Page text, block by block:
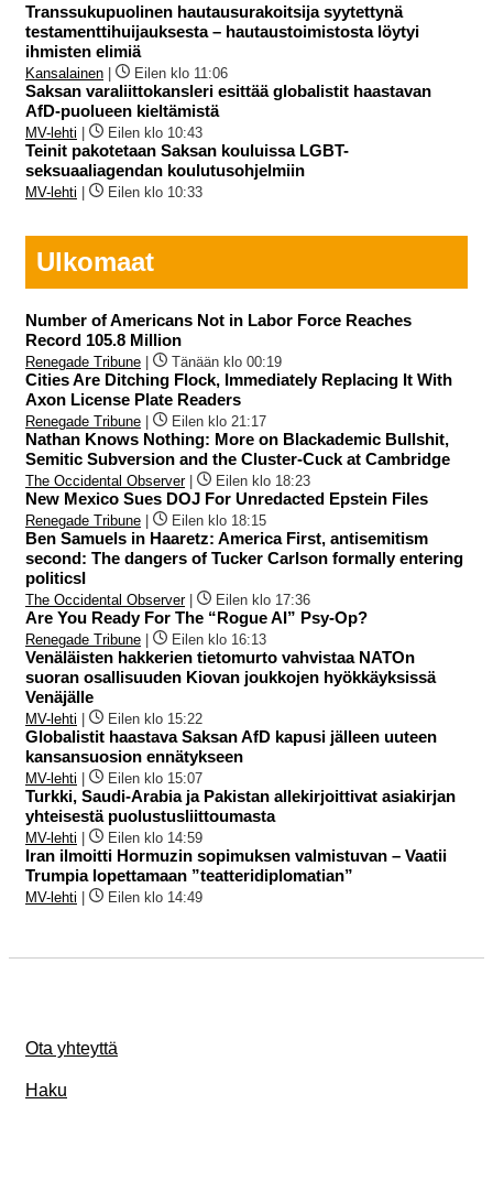
Transsukupuolinen hautausurakoitsija syytettynä
testamenttihuijauksesta – hautaustoimistosta löytyi
ihmisten elimiä
Kansalainen Eilen klo 11:06
Saksan varaliittokansleri esittää globalistit haastavan
AfD-puolueen kieltämistä
MV-lehti Eilen klo 10:43
Teinit pakotetaan Saksan kouluissa LGBT-
seksuaaliagendan koulutusohjelmiin
MV-lehti Eilen klo 10:33
Ulkomaat
Number of Americans Not in Labor Force Reaches
Record 105.8 Million
Renegade Tribune Tänään klo 00:19
Cities Are Ditching Flock, Immediately Replacing It With
Axon License Plate Readers
Renegade Tribune Eilen klo 21:17
Nathan Knows Nothing: More on Blackademic Bullshit,
Semitic Subversion and the Cluster-Cuck at Cambridge
The Occidental Observer| Eilen klo 18:23
New Mexico Sues DOJ For Unredacted Epstein Files
Renegade Tribune Eilen klo 18:15
Ben Samuels in Haaretz: America First, antisemitism
second: The dangers of Tucker Carlson formally entering
politicsI
The Occidental Observer| Eilen klo 17:36
Are You Ready For The “Rogue AI” Psy-Op?
Renegade Tribune Eilen klo 16:13
Venäläisten hakkerien tietomurto vahvistaa NATOn
suoran osallisuuden Kiovan joukkojen hyökkäyksissä
Venäjälle
MV-lehti Eilen klo 15:22
Globalistit haastava Saksan AfD kapusi jälleen uuteen
kansansuosion ennätykseen
MV-lehti Eilen klo 15:07
Turkki, Saudi-Arabia ja Pakistan allekirjoittivat asiakirjan
yhteisestä puolustusliittoumasta
MV-lehti Eilen klo 14:59
Iran ilmoitti Hormuzin sopimuksen valmistuvan – Vaatii
Trumpia lopettamaan ”teatteridiplomatian”
MV-lehti Eilen klo 14:49
Ota yhteyttä
Haku